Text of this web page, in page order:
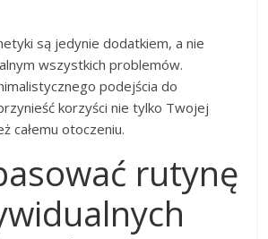
są jedynie dodatkiem, a nie
wszystkich problemów.
podejścia do
korzyści nie tylko Twojej
całemu otoczeniu.
rutynę